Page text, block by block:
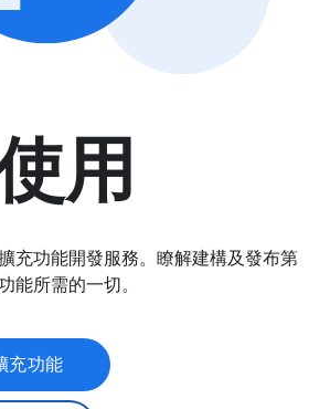
用
充功能開發服務。瞭解建構及發布第
能所需的一切。
充功能